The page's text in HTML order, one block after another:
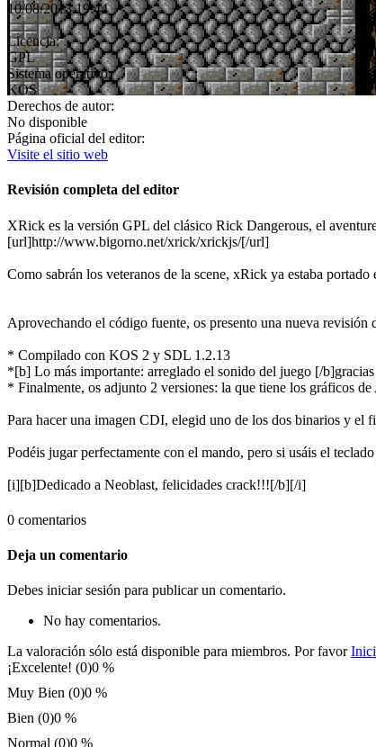
10/08/2013 19:44
Licencia:
GPL
Sistema operativo:
KOS
Derechos de autor:
No disponible
Página oficial del editor:
Visite el sitio web
Revisión completa del editor
XRick es la versión GPL del clásico Rick Dangerous, el
[url]http://www.bigorno.net/xrick/xrickjs/[/url]
Como sabrán los veteranos de la scene, xRick ya estaba
Aprovechando el código fuente, os presento una nueva revisión
* Compilado con KOS 2 y SDL 1.2.13
*[b] Lo más importante: arreglado el sonido del juego [/
* Finalmente, os adjunto 2 versiones: la que tiene los gráficos
Para hacer una imagen CDI, elegid uno de los dos binarios y
Podéis jugar perfectamente con el mando, pero si usáis el
[i][b]Dedicado a Neoblast, felicidades crack!!![/b][/i]
0 comentarios
Deja un comentario
Debes iniciar sesión para publicar un comentario.
No hay comentarios.
La valoración sólo está disponible para miembros. Por favor
¡Excelente! (0)0 %
Muy Bien (0)0 %
Bien (0)0 %
Normal (0)0 %